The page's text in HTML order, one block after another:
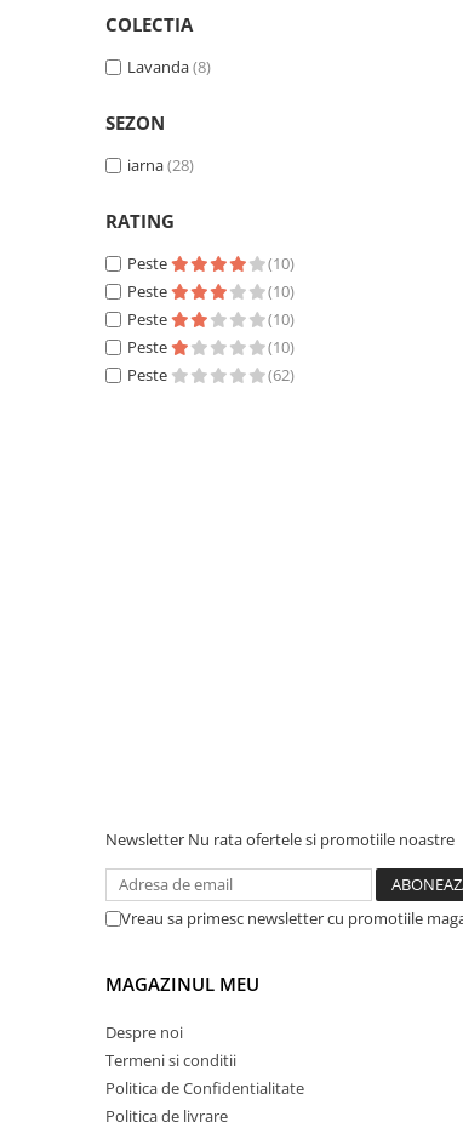
Sorturi restaurante
Tricouri de lucru
COLECTIA
Lavanda(8)
SEZON
iarna(28)
RATING
Peste
(10)
Peste
(10)
Peste
(10)
Peste
(10)
Peste
(62)
Newsletter Nu rata ofertele si promotiile noastre
Vreau sa primesc newsletter cu promotiile
MAGAZINUL MEU
Despre noi
Termeni si conditii
Politica de Confidentialitate
Politica de livrare